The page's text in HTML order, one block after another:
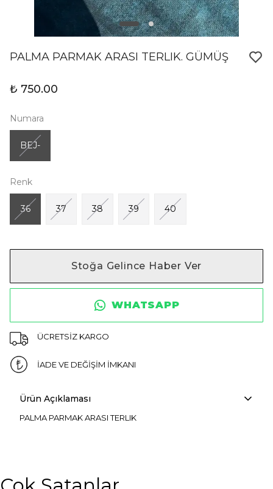
PALMA PARMAK ARASI TERLIK. GÜMÜŞ
₺ 750.00
Numara
BEJ-
Renk
36 37 38 39 40
Stoğa Gelince Haber Ver
WHATSAPP
ÜCRETSİZ KARGO
İADE VE DEĞİŞİM İMKANI
Ürün Açıklaması
PALMA PARMAK ARASI TERLIK